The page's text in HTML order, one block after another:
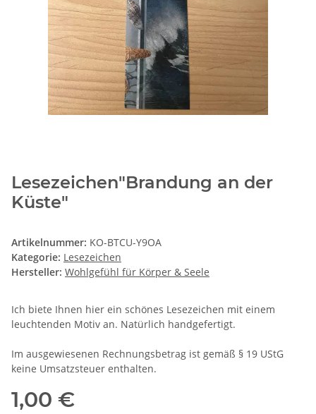
Lesezeichen"Brandung an der
Küste"
Artikelnummer: KO-BTCU-Y9OA
Kategorie: Lesezeichen
Hersteller: Wohlgefühl für Körper & Seele
Ich biete Ihnen hier ein schönes Lesezeichen mit einem
leuchtenden Motiv an. Natürlich handgefertigt.
Im ausgewiesenen Rechnungsbetrag ist gemäß § 19 UStG
keine Umsatzsteuer enthalten.
1,00 €